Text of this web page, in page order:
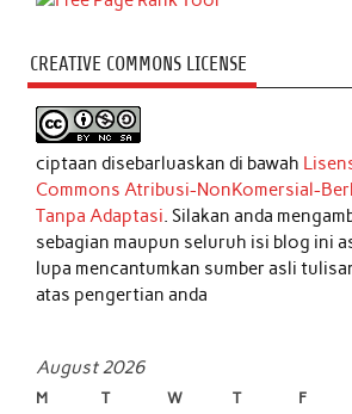
CREATIVE COMMONS LICENSE
ciptaan disebarluaskan di bawah
Commons Atribusi-NonKomersial-
Tanpa Adaptasi. Silakan anda
sebagian maupun seluruh isi blog ini
lupa mencantumkan sumber asli
atas pengertian anda
August 2026
M T W T F